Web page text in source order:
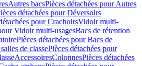
Autres bacsPièces détachées pour Autres
détachées pour Déversoirs
pour CrachoirsVidoir multi-
Vidoir multi-usagesBacs de rétention
Pièces détachées pour Bacs de
de classePièces détachées pour
AccessoiresColonnesPièces détachées